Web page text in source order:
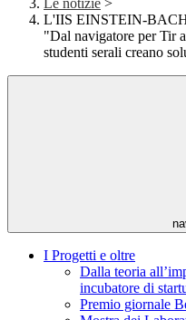
Le notizie >
L'IIS EINSTEIN-
"Dal navigatore per Tir
studenti serali creano
I Progetti e oltre
Dalla teoria
incubatore di
Premio giornale